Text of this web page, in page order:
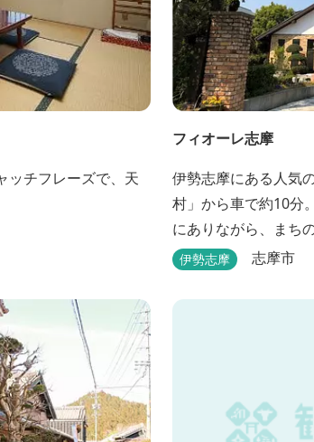
ッチフレーズで、天
フィオーレ志摩
伊勢志摩にある人気
村」から車で約10分
にありながら、まち
ケーションと、木の
と一緒に泊まれる宿
伊勢志摩 志摩市